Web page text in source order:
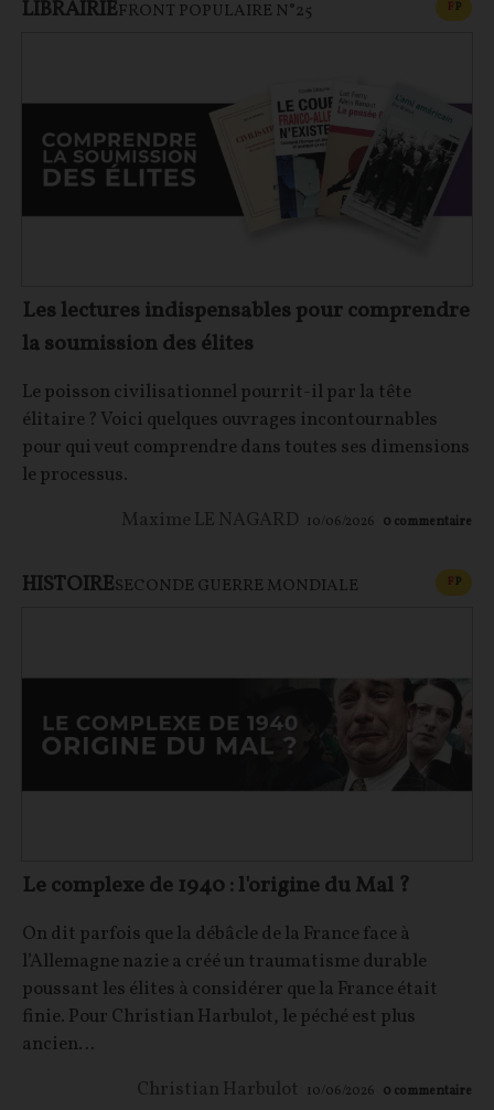
LIBRAIRIEFRONT POPULAIRE N°25 FP
Les lectures indispensables pour comprendre
la soumission des élites
Le poisson civilisationnel pourrit-il par la tête
élitaire ? Voici quelques ouvrages incontournables
pour qui veut comprendre dans toutes ses dimensions
le processus.
Maxime LE NAGARD 10/06/2026 0 commentaire
HISTOIRESECONDE GUERRE MONDIALE FP
Le complexe de 1940 : l'origine du Mal ?
On dit parfois que la débâcle de la France face à
l’Allemagne nazie a créé un traumatisme durable
poussant les élites à considérer que la France était
finie. Pour Christian Harbulot, le péché est plus
ancien…
Christian Harbulot
10/06/2026 0 commentaire